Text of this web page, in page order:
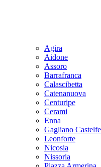
Agira
Aidone
Assoro
Barrafranca
Calascibetta
Catenanuova
Centuripe
Cerami
Enna
Gagliano
Leonforte
Nicosia
Nissoria